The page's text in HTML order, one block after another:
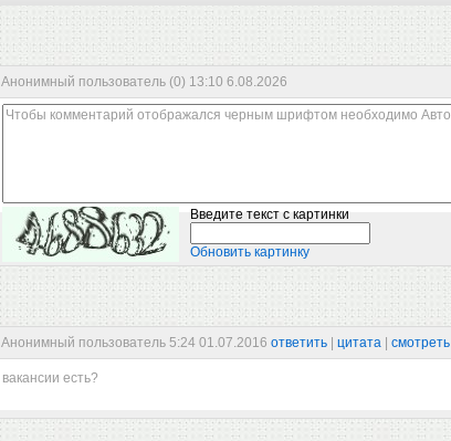
Анонимный пользователь (0) 13:10 6.08.2026
Введите текст с картинки
Обновить картинку
Анонимный пользователь 5:24 01.07.2016 ответить цитата смотреть
вакансии есть?